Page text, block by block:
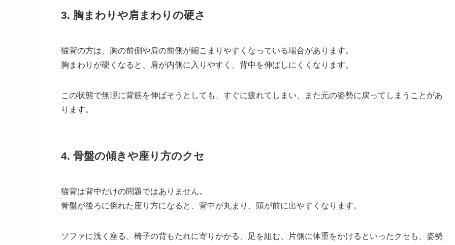
3. 胸まわりや肩まわりの硬さ
猫背の方は、胸の前側や肩の前側が縮こまりやすくなっている場合があります。
胸まわりが硬くなると、肩が内側に入りやすく、背中を伸ばしにくくなります。
この状態で無理に背筋を伸ばそうとしても、すぐに疲れてしまい、また元の姿勢に戻ってしまうことがあ
ります。
4. 骨盤の傾きや座り方のクセ
猫背は背中だけの問題ではありません。
骨盤が後ろに倒れた座り方になると、背中が丸まり、頭が前に出やすくなります。
ソファに浅く座る、椅子の背もたれに寄りかかる、足を組む、片側に体重をかけるといったクセも、姿勢